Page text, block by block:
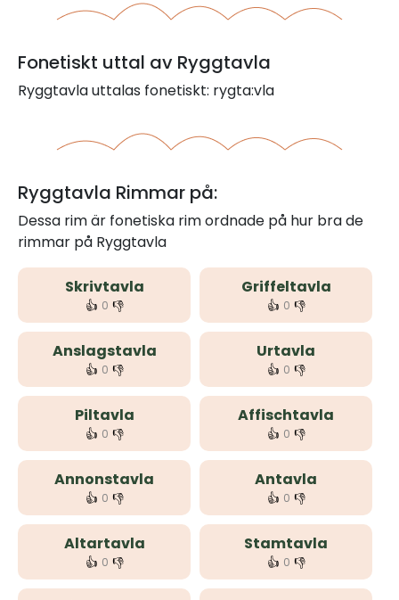
Fonetiskt uttal av Ryggtavla
Ryggtavla uttalas fonetiskt: rygta:vla
Ryggtavla Rimmar på:
Dessa rim är fonetiska rim ordnade på hur bra de
rimmar på Ryggtavla
Skrivtavla
👍 0 👎
Griffeltavla
👍 0 👎
Anslagstavla
👍 0 👎
Urtavla
👍 0 👎
Piltavla
👍 0 👎
Affischtavla
👍 0 👎
Annonstavla
👍 0 👎
Antavla
👍 0 👎
Altartavla
👍 0 👎
Stamtavla
👍 0 👎